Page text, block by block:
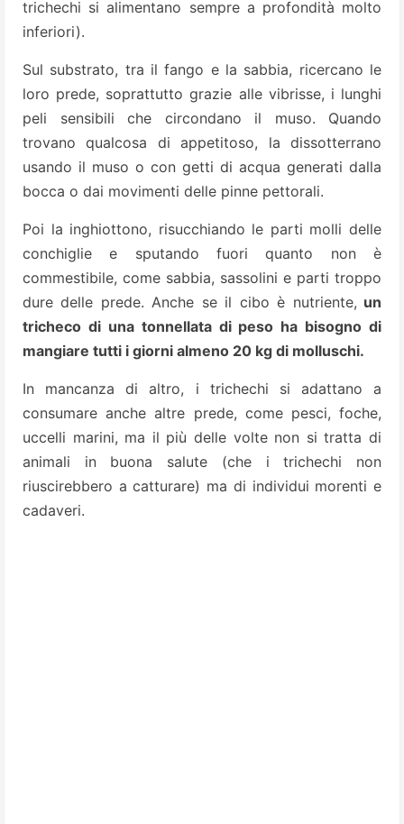
trichechi si alimentano sempre a profondità molto
inferiori).
Sul substrato, tra il fango e la sabbia, ricercano le
loro prede, soprattutto grazie alle vibrisse, i lunghi
peli sensibili che circondano il muso. Quando
trovano qualcosa di appetitoso, la dissotterrano
usando il muso o con getti di acqua generati dalla
bocca o dai movimenti delle pinne pettorali.
Poi la inghiottono, risucchiando le parti molli delle
conchiglie e sputando fuori quanto non è
commestibile, come sabbia, sassolini e parti troppo
dure delle prede. Anche se il cibo è nutriente, un
tricheco di una tonnellata di peso ha bisogno di
mangiare tutti i giorni almeno 20 kg di molluschi.
In mancanza di altro, i trichechi si adattano a
consumare anche altre prede, come pesci, foche,
uccelli marini, ma il più delle volte non si tratta di
animali in buona salute (che i trichechi non
riuscirebbero a catturare) ma di individui morenti e
cadaveri.